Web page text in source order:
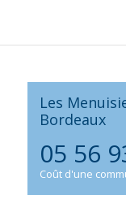
Les
Bordeaux
05 56
Coût d'une